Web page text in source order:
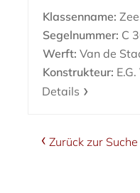
Klassenname:
Segelnummer: C
Werft: Van de
Konstrukteur:
Details
Zurück zur Suche